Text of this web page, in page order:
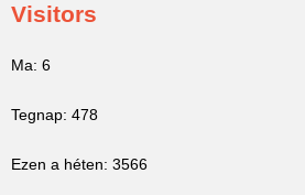
Visitors
Ma: 6
Tegnap: 478
Ezen a héten: 3566